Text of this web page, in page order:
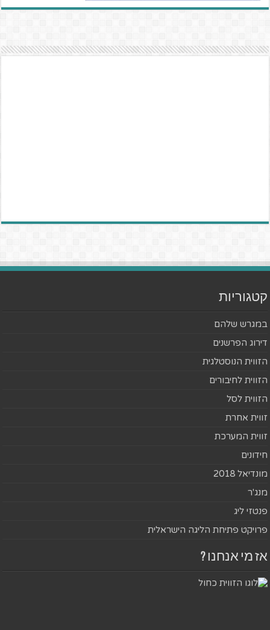
קטגוריות
במגרש שלהם
דירוג הפרשנים
הזווית הנוסטלגית
הזווית לחיבורים
הזווית לסל
זווית אחרת
זווית המערכת
חידונים
מונדיאל 2018
מנג'ר
פנטזי ליג
פרויקט פתיחת הליגה הישראלית
אז מי אנחנו ?